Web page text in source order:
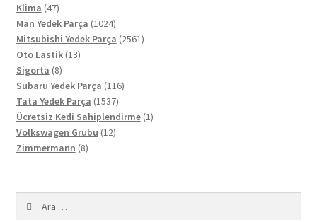
Klima 4747
ürün
Man Yedek Parça 10241024
ürün
Mitsubishi Yedek Parça 25612561
Oto Lastik 1313
Sigorta 88
ürün
Subaru Yedek Parça 116116
Tata Yedek Parça 15371537
ürün
Ücretsiz Kedi Sahiplendirme 11
Volkswagen Grubu 1212
Zimmermann 88